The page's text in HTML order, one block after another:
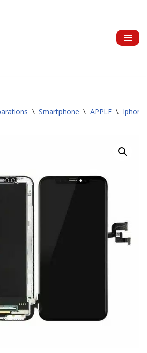
\ Smartphone \ APPLE \ Iphone